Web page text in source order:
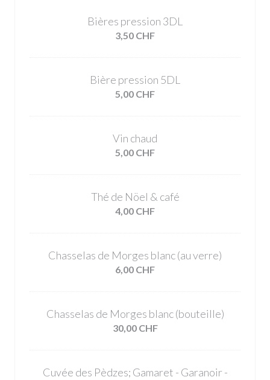
Bières pression 3DL
3,50 CHF
Bière pression 5DL
5,00 CHF
Vin chaud
5,00 CHF
Thé de Nöel & café
4,00 CHF
Chasselas de Morges blanc (au verre)
6,00 CHF
Chasselas de Morges blanc (bouteille)
30,00 CHF
Cuvée des Pèdzes; Gamaret - Garanoir -